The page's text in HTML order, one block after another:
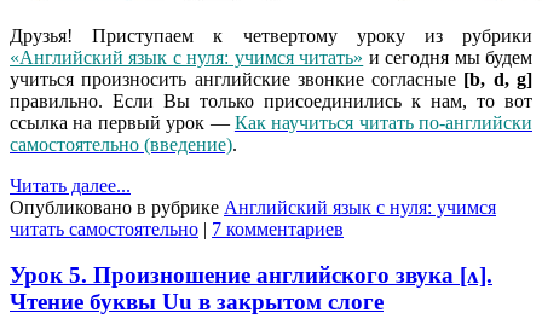
Друзья! Приступаем к четвертому уроку из рубрики
«Английский язык с нуля: учимся читать» и сегодня мы будем
учиться произносить английские звонкие согласные [b, d, g]
правильно. Если Вы только присоединились к нам, то вот
ссылка на первый урок — Как научиться читать по-английски
самостоятельно (введение).
Читать далее...
Опубликовано в рубрике Английский язык с нуля: учимся
читать самостоятельно | 7 комментариев
Урок 5. Произношение английского звука [ʌ].
Чтение буквы Uu в закрытом слоге